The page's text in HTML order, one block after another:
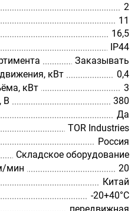
2
11
16,5
IP44
Заказывать
кВт
0,4
кВт
3
В
380
Да
TOR Industries
Россия
Складское оборудование
мин
20
Китай
-20+40°С
передвижная